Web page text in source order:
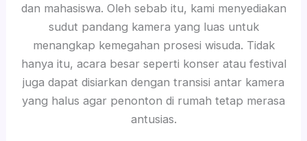
dan mahasiswa. Oleh sebab itu, kami menyediakan
sudut pandang kamera yang luas untuk
menangkap kemegahan prosesi wisuda. Tidak
hanya itu, acara besar seperti konser atau festival
juga dapat disiarkan dengan transisi antar kamera
yang halus agar penonton di rumah tetap merasa
antusias.